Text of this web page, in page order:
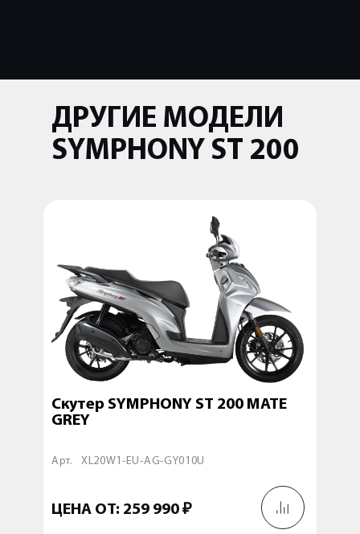
ДРУГИЕ МОДЕЛИ
SYMPHONY ST 200
Скутер SYMPHONY ST 200 MATE
GREY
Арт. XL20W1-EU-AG-GY010U
ЦЕНА ОТ: 259 990 ₽